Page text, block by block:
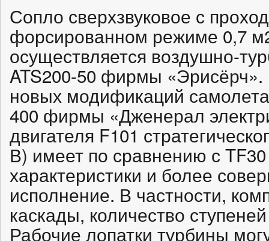
Сопло сверхзвуковое с
форсированном режиме 0,7
осуществляется воздушно-
ATS200-50 фирмы
новых модификаций
400 фирмы «Дженерал
двигателя F101
В) имеет по сравнению с
характеристики и более
исполнение. В частности,
каскады, количество
Рабочие лопатки турбины